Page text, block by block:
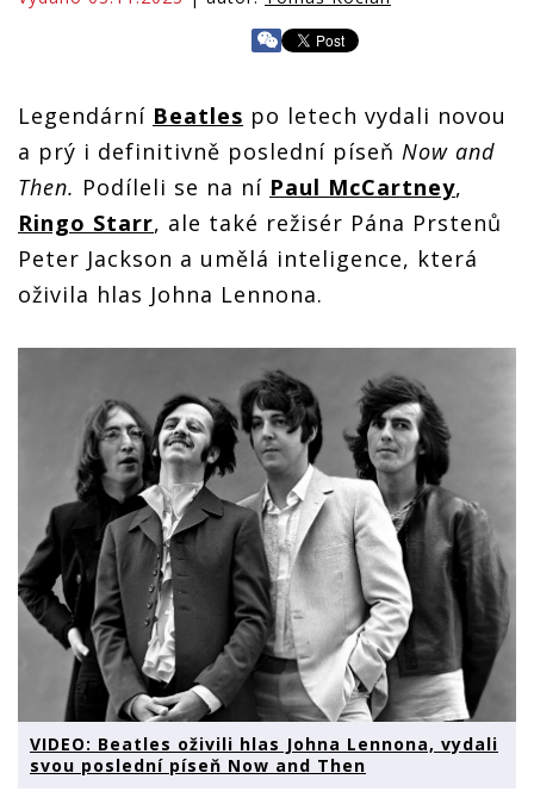
Legendární Beatles po letech vydali novou
a prý i definitivně poslední píseň Now and
Then. Podíleli se na ní Paul McCartney,
Ringo Starr, ale také režisér Pána Prstenů
Peter Jackson a umělá inteligence, která
oživila hlas Johna Lennona.
VIDEO: Beatles oživili hlas Johna Lennona, vydali
svou poslední píseň Now and Then